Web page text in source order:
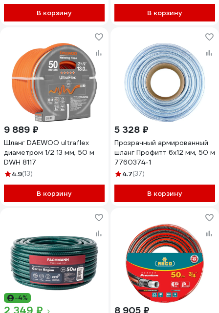
В корзину В корзину
9 889 ₽
Шланг DAEWOO ultraflex
диаметром 1/2 13 мм, 50 м
DWH 8117
4.9(13)
В корзину
5 328 ₽
Прозрачный армированный
шланг Профитт 6х12 мм, 50 м
7760374-1
4.7(37)
В корзину
-4%
8 905 ₽